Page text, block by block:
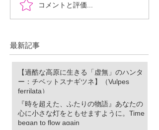
『時を超えた、ふたりの
物語』あなたの心に小さ
に。Time began to flow again
コメントと評価...
最新記事
【過酷な高原に生きる「虚無」のハンタ
ー：チベットスナギツネ】（Vulpes
ferrilata）
『時を超えた、ふたりの物語』あなたの
心に小さな灯をともせますように。Time
began to flow again